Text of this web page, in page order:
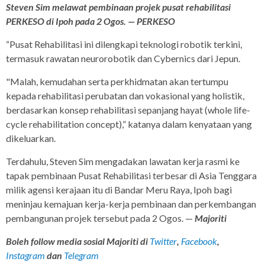
Steven Sim melawat pembinaan projek pusat rehabilitasi
PERKESO di Ipoh pada 2 Ogos. — PERKESO
“Pusat Rehabilitasi ini dilengkapi teknologi robotik terkini,
termasuk rawatan neurorobotik dan Cybernics dari Jepun.
"Malah, kemudahan serta perkhidmatan akan tertumpu
kepada rehabilitasi perubatan dan vokasional yang holistik,
berdasarkan konsep rehabilitasi sepanjang hayat (whole life-
cycle rehabilitation concept),” katanya dalam kenyataan yang
dikeluarkan.
Terdahulu, Steven Sim mengadakan lawatan kerja rasmi ke
tapak pembinaan Pusat Rehabilitasi terbesar di Asia Tenggara
milik agensi kerajaan itu di Bandar Meru Raya, Ipoh bagi
meninjau kemajuan kerja-kerja pembinaan dan perkembangan
pembangunan projek tersebut pada 2 Ogos. — Majoriti
Boleh follow media sosial Majoriti di Twitter, Facebook,
Instagram dan Telegram